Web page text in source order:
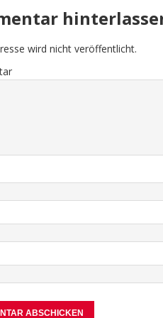
wird nicht veröffentlicht.